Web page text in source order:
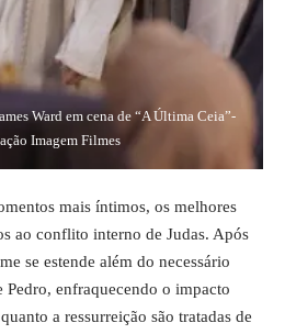
Ward em cena de “A Última Ceia”-
Imagem Filmes
mais íntimos, os melhores
ao conflito interno de Judas. Após
se estende além do necessário
enfraquecendo o impacto
a ressurreição são tratadas de